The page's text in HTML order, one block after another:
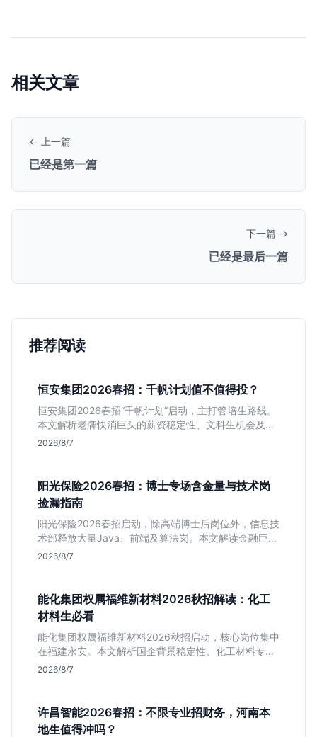
相关文章
← 上一篇
已经是第一篇
下一篇 →
已经是最后一篇
推荐阅读
恒安集团2026春招：千帆计划值不值得投？
恒安集团2026春招“千帆计划”启动，主打管培生路线。
本文解析老牌快消巨头的薪资稳定性、文科生机会及决
策链条长的局限，帮你判断是否值得投递。
2026/8/7
阳光保险2026春招：博士专场含金量与技术岗
捡漏指南
阳光保险2026春招启动，除高端博士后岗位外，信息技
术部释放大量Java、前端及算法岗。本文解读金融巨头
校招门槛，分析技术岗需求与投递价值，助你快速判断
2026/8/7
能化集团权属福维新材料2026秋招解读：化工
材料生必看
能化集团权属福维新材料2026秋招启动，核心岗位集中
在福建永安。本文解析国企背景稳定性、化工材料专业
匹配度及工作地点限制，助理工科生判断是否值得投
2026/8/7
许昌智能2026春招：不限专业招财务，河南本
地生值得冲吗？